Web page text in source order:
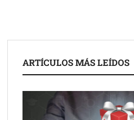
ARTÍCULOS MÁS LEÍDOS